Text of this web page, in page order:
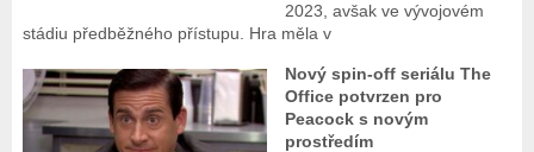
2023, avšak ve vývojovém
stádiu předběžného přístupu. Hra měla v
Nový spin-off seriálu The
Office potvrzen pro
Peacock s novým
prostředím